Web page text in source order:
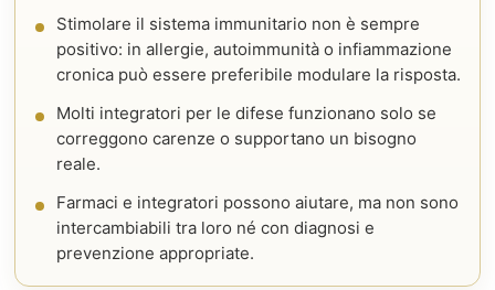
Stimolare il sistema immunitario non è sempre
positivo: in allergie, autoimmunità o infiammazione
cronica può essere preferibile modulare la risposta.
Molti integratori per le difese funzionano solo se
correggono carenze o supportano un bisogno
reale.
Farmaci e integratori possono aiutare, ma non sono
intercambiabili tra loro né con diagnosi e
prevenzione appropriate.